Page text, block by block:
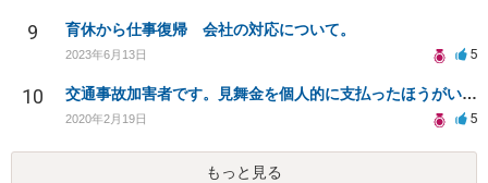
9 育休から仕事復帰 会社の対応について。
2023年6月13日 5
10 交通事故加害者です。見舞金を個人的に支払ったほうがいいでしょうか？
2020年2月19日 5
もっと見る